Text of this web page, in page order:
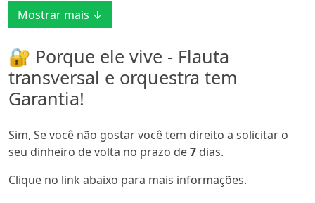
Mostrar mais ↓
🔐 Porque ele vive - Flauta
transversal e orquestra tem
Garantia!
Sim, Se você não gostar você tem direito a solicitar o
seu dinheiro de volta no prazo de7 dias.
Clique no link abaixo para mais informações.